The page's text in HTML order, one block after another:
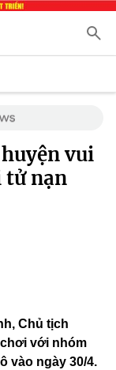
vui
tử nạn
Chủ tịch
với nhóm
vào ngày 30/4.